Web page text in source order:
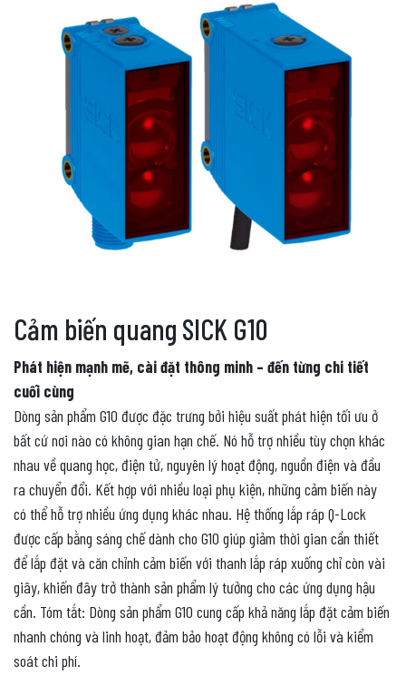
Cảm biến quang SICK G10
Phát hiện mạnh mẽ, cài đặt thông minh – đến từng chi tiết
cuối cùng
Dòng sản phẩm G10 được đặc trưng bởi hiệu suất phát hiện tối ưu ở
bất cứ nơi nào có không gian hạn chế. Nó hỗ trợ nhiều tùy chọn khác
nhau về quang học, điện tử, nguyên lý hoạt động, nguồn điện và đầu
ra chuyển đổi. Kết hợp với nhiều loại phụ kiện, những cảm biến này
có thể hỗ trợ nhiều ứng dụng khác nhau. Hệ thống lắp ráp Q-Lock
được cấp bằng sáng chế dành cho G10 giúp giảm thời gian cần thiết
để lắp đặt và căn chỉnh cảm biến với thanh lắp ráp xuống chỉ còn vài
giây, khiến đây trở thành sản phẩm lý tưởng cho các ứng dụng hậu
cần. Tóm tắt: Dòng sản phẩm G10 cung cấp khả năng lắp đặt cảm biến
nhanh chóng và linh hoạt, đảm bảo hoạt động không có lỗi và kiểm
soát chi phí.